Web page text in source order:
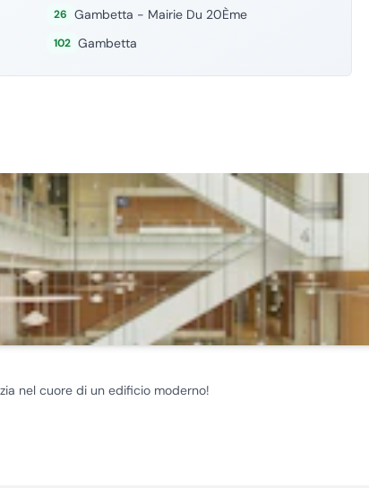
26 Gambetta - Mairie Du 20Ème
102 Gambetta
nel cuore di un edificio moderno!